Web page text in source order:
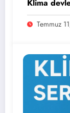
Klima
Temmuz